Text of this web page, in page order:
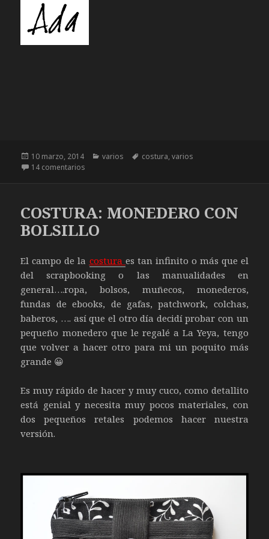
Publicado
el
10 marzo, 2014 Categorías
varios Etiquetas
costura,varios
14 comentarios
COSTURA: MONEDERO CON
BOLSILLO
El campo de la costura es tan infinito o más que el
del scrapbooking o las manualidades en
general….ropa, bolsos, muñecos, monederos,
fundas de ebooks, de gafas, patchwork, colchas,
baberos, …. así que el otro día decidí probar con un
pequeño monedero que le regalé a La Yeya, tengo
que volver a hacer otro para mi un poquito más
grande 😀
Es muy rápido de hacer y muy cuco, como detallito
está genial y necesita muy pocos materiales, con
dos pequeños retales podemos hacer nuestra
versión.